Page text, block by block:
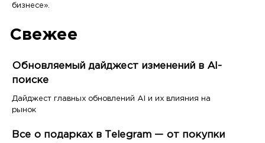
бизнесе».
Свежее
Обновляемый дайджест изменений в AI-
поиске
Дайджест главных обновлений AI и их влияния на
рынок
Все о подарках в Telegram — от покупки